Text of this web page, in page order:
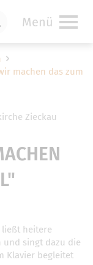
Menü
machen das zum
Zieckau
ließt heitere
und singt dazu die
Klavier begleitet
Cookie-